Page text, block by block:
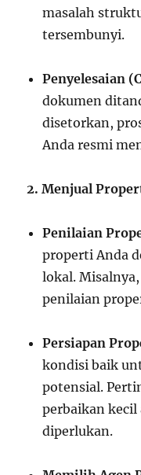
masalah
tersembunyi.
Penyelesaian
dokumen
disetorkan,
Anda resmi
2. Menjual
Penilaian
properti Anda
lokal.
penilaian
Persiapan
kondisi baik
potensial.
perbaikan kecil
diperlukan.